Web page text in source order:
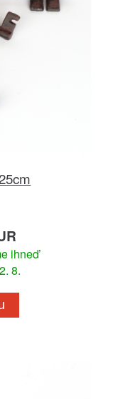
ihneď
8.